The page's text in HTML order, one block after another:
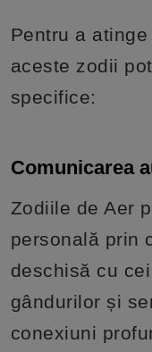
Pentru a
aceste zodii
specifice:
Comunicarea
Zodiile de Aer
personală prin
deschisă cu
gândurilor și
conexiuni